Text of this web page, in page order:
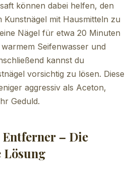
können dabei helfen, den
Kunstnägel mit Hausmitteln zu
Nägel für etwa 20 Minuten
Seifenwasser und
kannst du
vorsichtig zu lösen. Diese
aggressiv als Aceton,
Geduld.
– Die
Lösung